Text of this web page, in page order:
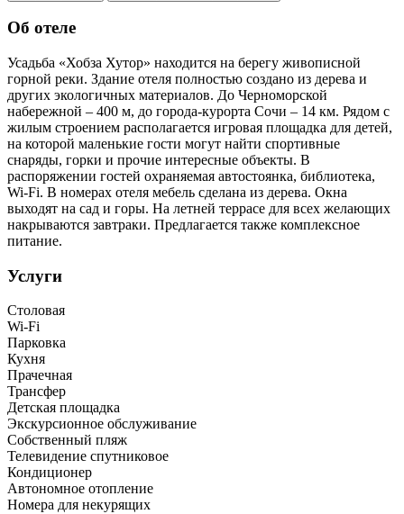
Об отеле
Усадьба «Хобза Хутор» находится на берегу живописной
горной реки. Здание отеля полностью создано из дерева и
других экологичных материалов. До Черноморской
набережной – 400 м, до города-курорта Сочи – 14 км. Рядом с
жилым строением располагается игровая площадка для детей,
на которой маленькие гости могут найти спортивные
снаряды, горки и прочие интересные объекты. В
распоряжении гостей охраняемая автостоянка, библиотека,
Wi-Fi. В номерах отеля мебель сделана из дерева. Окна
выходят на сад и горы. На летней террасе для всех желающих
накрываются завтраки. Предлагается также комплексное
питание.
Услуги
Столовая
Wi-Fi
Парковка
Кухня
Прачечная
Трансфер
Детская площадка
Экскурсионное обслуживание
Собственный пляж
Телевидение спутниковое
Кондиционер
Автономное отопление
Номера для некурящих